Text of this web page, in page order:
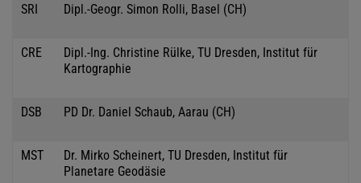
SRI Dipl.-Geogr. Simon Rolli, Basel (CH)
CRE
Dipl.-Ing. Christine Rülke, TU Dresden, Institut für
Kartographie
DSB PD Dr. Daniel Schaub, Aarau (CH)
MST
Dr. Mirko Scheinert, TU Dresden, Institut für
Planetare Geodäsie